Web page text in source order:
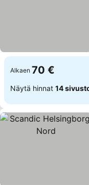
Alkaen 70 €
Näytä hinnat 14